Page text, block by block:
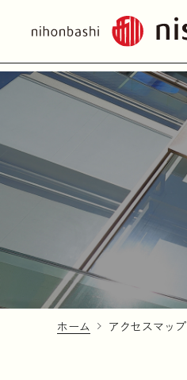
ホーム アクセスマップ